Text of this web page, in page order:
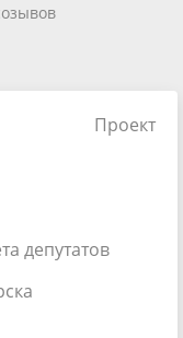
Проект
депутатов